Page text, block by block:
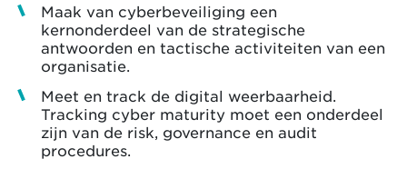
Maak van cyberbeveiliging een
kernonderdeel van de strategische
antwoorden en tactische activiteiten van een
organisatie.
Meet en track de digital weerbaarheid.
Tracking cyber maturity moet een onderdeel
zijn van de risk, governance en audit
procedures.